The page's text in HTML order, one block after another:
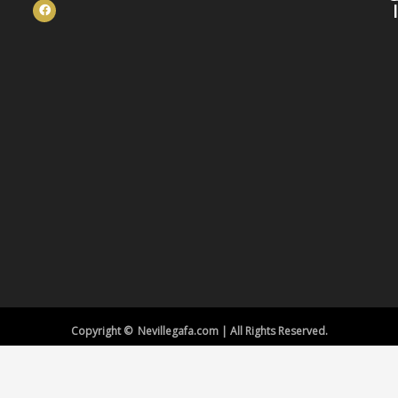
Copyright © Nevillegafa.com | All Rights Reserved.